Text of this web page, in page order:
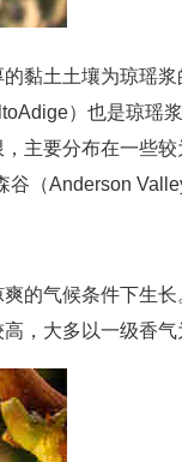
黏土土壤为琼瑶浆
）也是琼瑶
主要分布在一些
（Anderson
的气候条件下生
，大多以一级香气